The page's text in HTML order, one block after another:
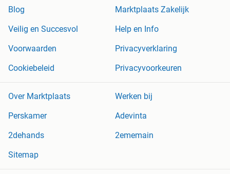
Blog
Marktplaats Zakelijk
Veilig en Succesvol
Help en Info
Voorwaarden
Privacyverklaring
Cookiebeleid
Privacyvoorkeuren
Over Marktplaats
Werken bij
Perskamer
Adevinta
2dehands
2ememain
Sitemap